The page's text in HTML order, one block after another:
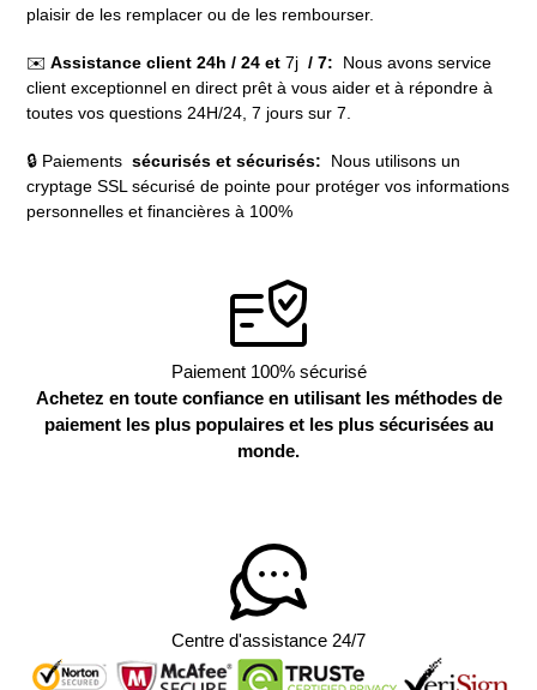
plaisir de les remplacer ou de les rembourser.
✉️ Assistance client 24h / 24 et 7j / 7:
Nous avons service
client exceptionnel en direct prêt à vous aider et à répondre à
toutes vos questions 24H/24, 7 jours sur 7.
🔒 Paiements sécurisés et sécurisés: Nous utilisons un
cryptage SSL sécurisé de pointe pour protéger vos informations
personnelles et financières à 100%
Paiement 100% sécurisé
Achetez en toute confiance en utilisant les méthodes de
paiement les plus populaires et les plus sécurisées au
monde.
Centre d'assistance 24/7